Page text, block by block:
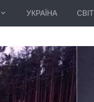
УКРАЇНА СВІТ